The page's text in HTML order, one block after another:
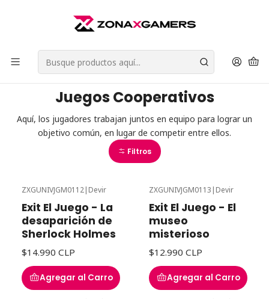
Retiros en Providencia
Leer más
Inicio Juegos de Mesa Juegos Cooperativos
Juegos Cooperativos
Aquí, los jugadores trabajan juntos en equipo para lograr un
objetivo común, en lugar de competir entre ellos.
Filtros
ZXGUNIVJGM0112| Devir
Exit El Juego - La
desaparición de
Sherlock Holmes
$14.990 CLP
Agregar al Carro
ZXGUNIVJGM0113 | Devir
Exit El Juego - El
museo
misterioso
$12.990 CLP
Agregar al Carro